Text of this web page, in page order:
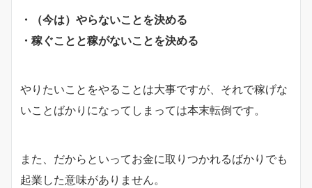
・（今は）やらないことを決める
・稼ぐことと稼がないことを決める
やりたいことをやることは大事ですが、それで稼げな
いことばかりになってしまっては本末転倒です。
また、だからといってお金に取りつかれるばかりでも
起業した意味がありません。